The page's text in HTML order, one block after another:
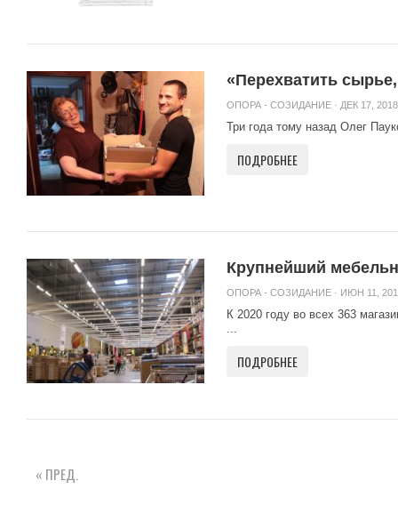
«Перехватить
ОПОРА - СОЗИДАНИЕ · ДЕК 17, 2018
Три года тому назад Олег
ПОДРОБНЕЕ
Крупнейший
ОПОРА - СОЗИДАНИЕ · ИЮН 11,
К 2020 году во всех 363
...
ПОДРОБНЕЕ
« ПРЕД.